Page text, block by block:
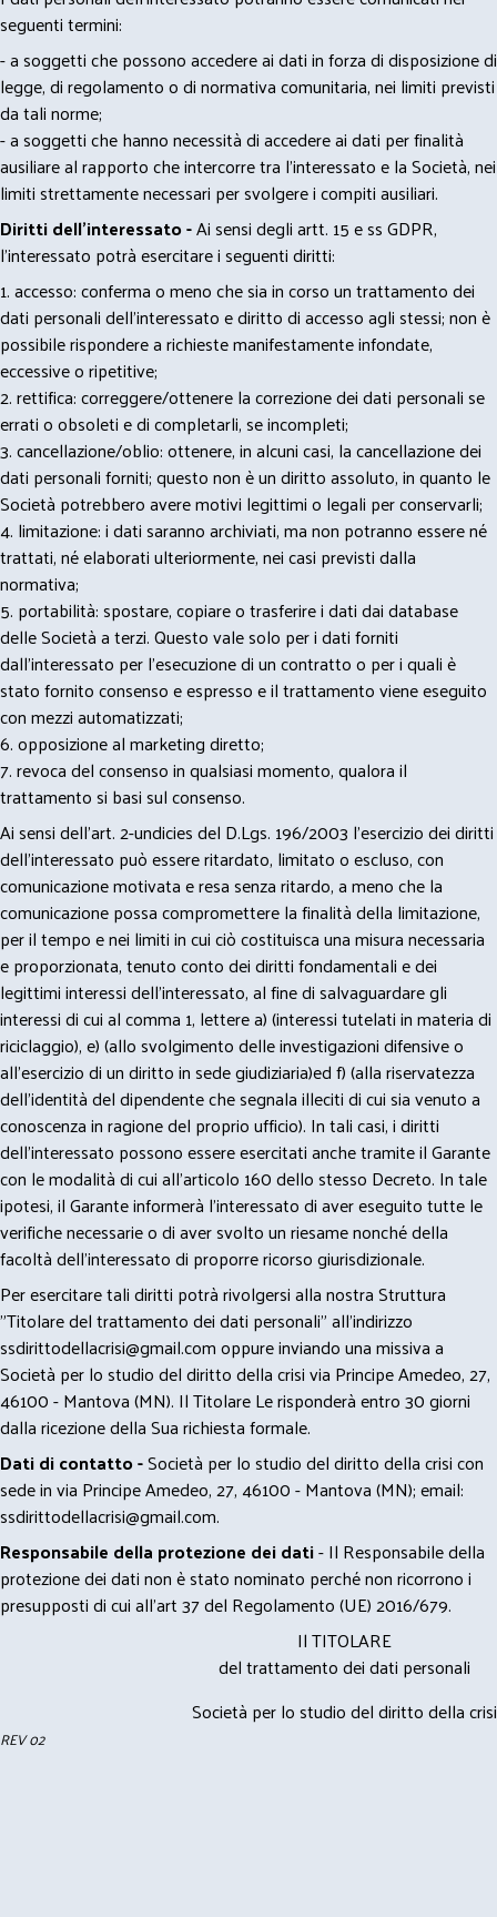
seguenti termini:
- a soggetti che possono accedere ai dati in forza di disposizione di
legge, di regolamento o di normativa comunitaria, nei limiti previsti
da tali norme;
- a soggetti che hanno necessità di accedere ai dati per finalità
ausiliare al rapporto che intercorre tra l’interessato e la Società, nei
limiti strettamente necessari per svolgere i compiti ausiliari.
Diritti dell’interessato -Ai sensi degli artt. 15 e ss GDPR,
l’interessato potrà esercitare i seguenti diritti:
1. accesso: conferma o meno che sia in corso un trattamento dei
dati personali dell’interessato e diritto di accesso agli stessi; non è
possibile rispondere a richieste manifestamente infondate,
eccessive o ripetitive;
2. rettifica: correggere/ottenere la correzione dei dati personali se
errati o obsoleti e di completarli, se incompleti;
3. cancellazione/oblio: ottenere, in alcuni casi, la cancellazione dei
dati personali forniti; questo non è un diritto assoluto, in quanto le
Società potrebbero avere motivi legittimi o legali per conservarli;
4. limitazione: i dati saranno archiviati, ma non potranno essere né
trattati, né elaborati ulteriormente, nei casi previsti dalla
normativa;
5. portabilità: spostare, copiare o trasferire i dati dai database
delle Società a terzi. Questo vale solo per i dati forniti
dall’interessato per l’esecuzione di un contratto o per i quali è
stato fornito consenso e espresso e il trattamento viene eseguito
con mezzi automatizzati;
6. opposizione al marketing diretto;
7. revoca del consenso in qualsiasi momento, qualora il
trattamento si basi sul consenso.
Ai sensi dell’art. 2-undicies del D.Lgs. 196/2003 l’esercizio dei diritti
dell’interessato può essere ritardato, limitato o escluso, con
comunicazione motivata e resa senza ritardo, a meno che la
comunicazione possa compromettere la finalità della limitazione,
per il tempo e nei limiti in cui ciò costituisca una misura necessaria
e proporzionata, tenuto conto dei diritti fondamentali e dei
legittimi interessi dell’interessato, al fine di salvaguardare gli
interessi di cui al comma 1, lettere a) (interessi tutelati in materia di
riciclaggio), e) (allo svolgimento delle investigazioni difensive o
all’esercizio di un diritto in sede giudiziaria)ed f) (alla riservatezza
dell’identità del dipendente che segnala illeciti di cui sia venuto a
conoscenza in ragione del proprio ufficio). In tali casi, i diritti
dell’interessato possono essere esercitati anche tramite il Garante
con le modalità di cui all’articolo 160 dello stesso Decreto. In tale
ipotesi, il Garante informerà l’interessato di aver eseguito tutte le
verifiche necessarie o di aver svolto un riesame nonché della
facoltà dell’interessato di proporre ricorso giurisdizionale.
Per esercitare tali diritti potrà rivolgersi alla nostra Struttura
"Titolare del trattamento dei dati personali" all'indirizzo
ssdirittodellacrisi@gmail.comoppure inviando una missiva a
Società per lo studio del diritto della crisi via Principe Amedeo, 27,
46100 - Mantova (MN). Il Titolare Le risponderà entro 30 giorni
dalla ricezione della Sua richiesta formale.
Dati di contatto -Società per lo studio del diritto della crisi con
sede in via Principe Amedeo, 27, 46100 - Mantova (MN); email:
ssdirittodellacrisi@gmail.com.
Responsabile della protezione dei dati- Il Responsabile della
protezione dei dati non è stato nominato perché non ricorrono i
presupposti di cui all’art 37 del Regolamento (UE) 2016/679.
Il TITOLARE
del trattamento dei dati personali
Società per lo studio del diritto della crisi
REV 02